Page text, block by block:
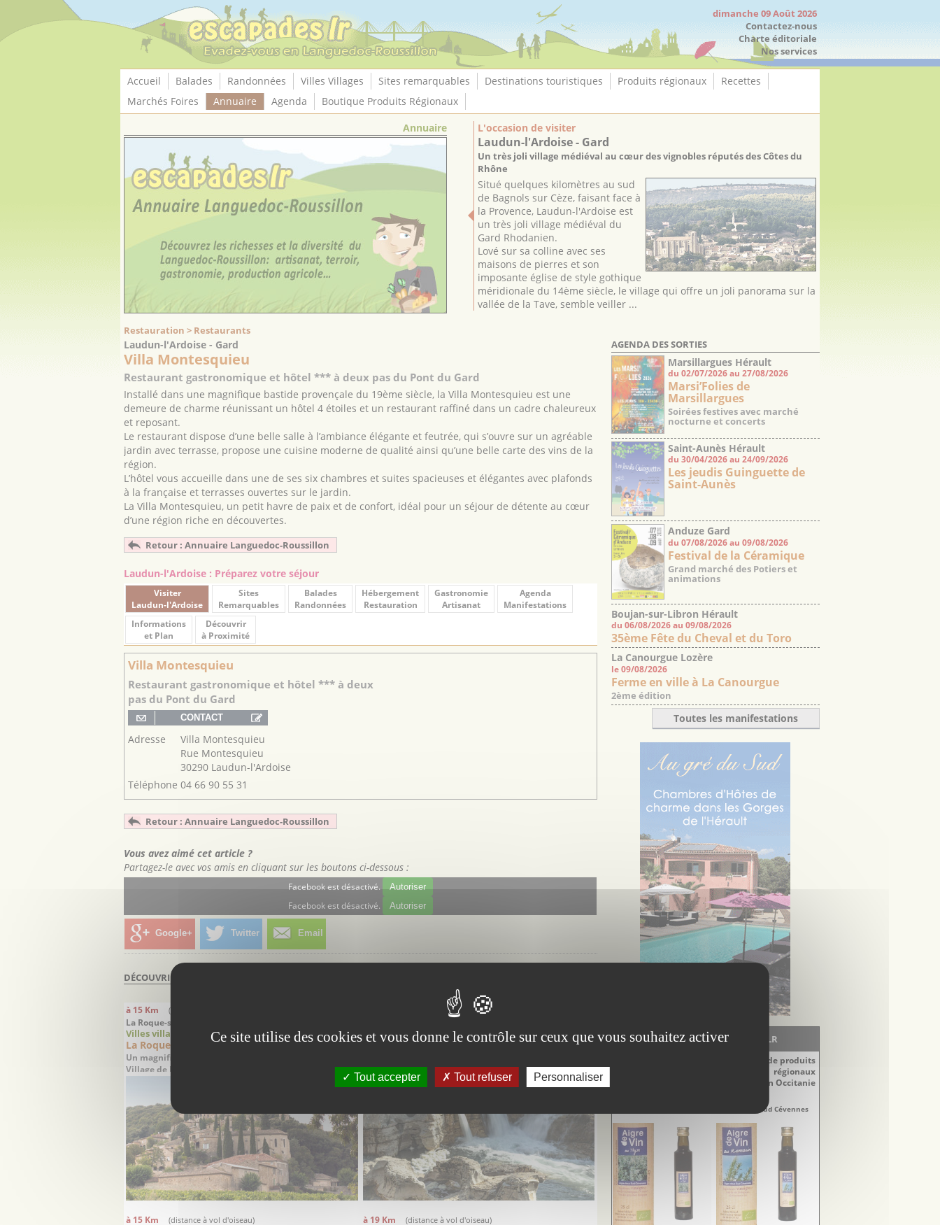
dimanche 09 Août 2026
Contactez-nous
Charte éditoriale
Nos services
Accueil Balades Randonnées Villes Villages Sites remarquables Destinations touristiques Produits régionaux
Recettes
Marchés Foires
Annuaire Agenda
Boutique Produits Régionaux
Annuaire
L'occasion de visiter
Laudun-l'Ardoise - Gard
Un très joli village médiéval au cœur des vignobles réputés des Côtes du
Rhône
Situé quelques kilomètres au sud
de Bagnols sur Cèze, faisant face à
la Provence, Laudun-l'Ardoise est
un très joli village médiéval du
Gard Rhodanien.
Lové sur sa colline avec ses
maisons de pierres et son
imposante église de style gothique
méridionale du 14ème siècle, le village qui offre un joli panorama sur la
vallée de la Tave, semble veiller ...
Restauration > Restaurants
Laudun-l'Ardoise - Gard
Villa Montesquieu
Restaurant gastronomique et hôtel *** à deux pas du Pont du Gard
Installé dans une magnifique bastide provençale du 19ème siècle, la Villa Montesquieu est une
demeure de charme réunissant un hôtel 4 étoiles et un restaurant raffiné dans un cadre chaleureux
et reposant.
Le restaurant dispose d’une belle salle à l’ambiance élégante et feutrée, qui s’ouvre sur un agréable
jardin avec terrasse, propose une cuisine moderne de qualité ainsi qu’une belle carte des vins de la
région.
L’hôtel vous accueille dans une de ses six chambres et suites spacieuses et élégantes avec plafonds
à la française et terrasses ouvertes sur le jardin.
La Villa Montesquieu, un petit havre de paix et de confort, idéal pour un séjour de détente au cœur
d’une région riche en découvertes.
Retour : Annuaire Languedoc-Roussillon
Laudun-l'Ardoise : Préparez votre séjour
Visiter
Laudun-l'Ardoise
Sites
Remarquables
Balades
Randonnées
Hébergement
Restauration
Gastronomie
Artisanat
Agenda
Manifestations
Informations
et Plan
Découvrir
à Proximité
Villa Montesquieu
Restaurant gastronomique et hôtel *** à deux
pas du Pont du Gard
Adresse
Villa Montesquieu
Rue Montesquieu
30290 Laudun-l'Ardoise
Téléphone 04 66 90 55 31
Retour : Annuaire Languedoc-Roussillon
Vous avez aimé cet article ?
Partagez-le avec vos amis en cliquant sur les boutons ci-dessous :
Facebook est désactivé. Autoriser
Facebook est désactivé. Autoriser
Google+ Twitter Email
DÉCOUVRIR À PROXIMITÉ DE
Attention les distances sont indiquées à "Vol d'oiseau"
à 15 Km (distance à vol d'oiseau)
La Roque-sur-Cèze - Gard
Villes villages
La Roque-sur-Cèze
Un magnifique village médiéval, Classé Plus Beau
Village de France
(distance à vol d'oiseau)
Sites remarquables
Cascades du Sautadet
à 15 Km (distance à vol d'oiseau) à 19 Km (distance à vol d'oiseau)
AGENDA DES SORTIES
Marsillargues Hérault
du 02/07/2026 au 27/08/2026
Marsi’Folies de
Marsillargues
Soirées festives avec marché
nocturne et concerts
Saint-Aunès Hérault
du 30/04/2026 au 24/09/2026
Les jeudis Guinguette de
Saint-Aunès
Anduze Gard
du 07/08/2026 au 09/08/2026
Festival de la Céramique
Grand marché des Potiers et
animations
Boujan-sur-Libron Hérault
du 06/08/2026 au 09/08/2026
35ème Fête du Cheval et du Toro
La Canourgue Lozère
le 09/08/2026
Ferme en ville à La Canourgue
2ème édition
Toutes les manifestations
LA BOUTIQUE - EscapadesLR
Découvrez notre sélection de produits
régionaux
du Languedoc-Roussillon en Occitanie
Aigre-Doux Sud Cévennes
Panneau de gestion des cookies
Ce site utilise des cookies et vous donne le contrôle sur ceux que vous souhaitez activer
Tout accepter Tout refuser Personnaliser